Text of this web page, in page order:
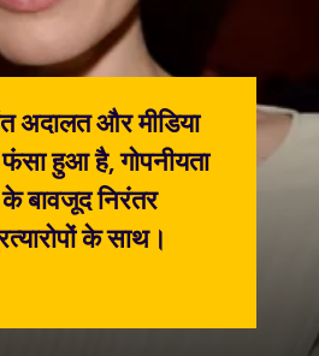
अदालत और मीडिया
हुआ है, गोपनीयता
बावजूद निरंतर
के साथ।